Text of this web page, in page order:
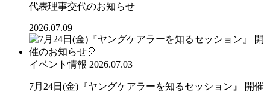
代表理事交代のお知らせ
2026.07.09
イベント情報 2026.07.03
7月24日(金)『ヤングケアラーを知るセッション』 開催